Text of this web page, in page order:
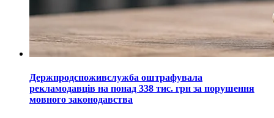
Держпродспоживслужба оштрафувала
рекламодавців на понад 338 тис. грн за порушення
мовного законодавства